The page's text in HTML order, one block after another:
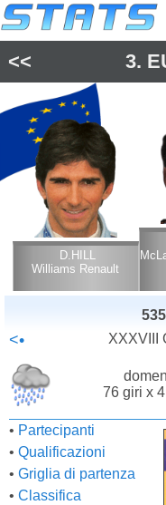
<< 3.
D.HILL
Williams Renault
535
<• XXXVIII
76 giri x
• Partecipanti
• Qualificazioni
• Griglia di partenza
• Classifica